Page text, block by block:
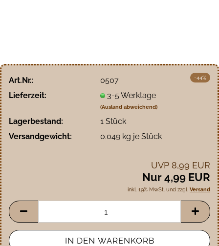
-44%
Art.Nr.:
0507
Lieferzeit:
3-5 Werktage
(Ausland abweichend)
Lagerbestand: 1 Stück
Versandgewicht:
0.049kg je Stück
UVP 8,99 EUR
Nur 4,99 EUR
inkl. 19% MwSt. und zzgl. Versand